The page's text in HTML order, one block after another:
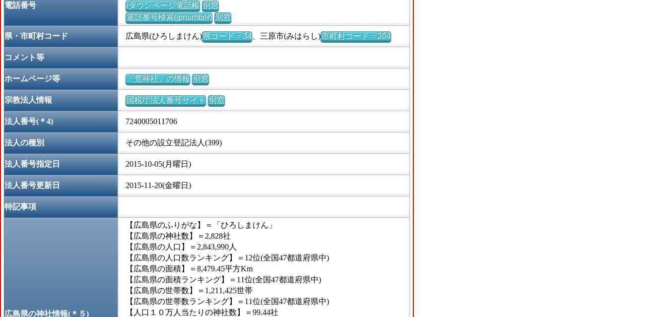
電話番号
iタウンページ電話帳 別窓
電話番号検索(jpnumber) 別窓
県・市町村コード 広島県(ひろしまけん)県コード = 34、三原市(みはらし)市町村コード = 204
コメント等
ホームページ等 「荒神社」の情報 別窓
宗教法人情報 国税庁法人番号サイト 別窓
法人番号(＊4) 7240005011706
法人の種別 その他の設立登記法人(399)
法人番号指定日 2015-10-05(月曜日)
法人番号更新日 2015-11-20(金曜日)
特記事項
広島県の神社情報(＊５)
【広島県のふりがな】＝「ひろしまけん」
【広島県の神社数】＝2,828社
【広島県の人口】＝2,843,990人
【広島県の人口数ランキング】＝12位(全国47都道府県中)
【広島県の面積】＝8,479.45平方Km
【広島県の面積ランキング】＝11位(全国47都道府県中)
【広島県の世帯数】＝1,211,425世帯
【広島県の世帯数ランキング】＝11位(全国47都道府県中)
【人口１０万人当たりの神社数】＝99.44社